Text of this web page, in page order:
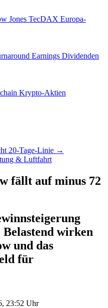
Jones TecDAX Europa-
Earnings Dividenden
Krypto-Aktien
20-Tage-Linie →
& Luftfahrt
fällt auf minus 72
wirken
und das
für
23:52 Uhr